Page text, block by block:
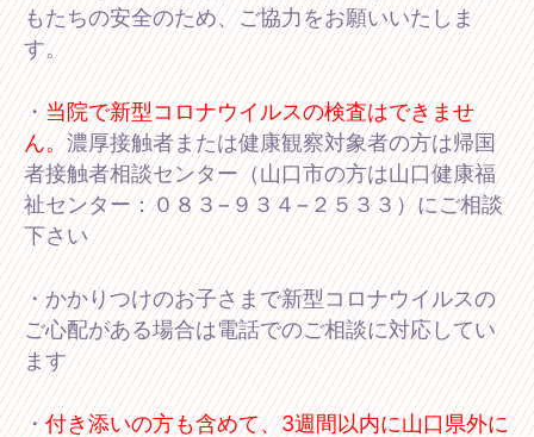
もたちの安全のため、ご協力をお願いいたしま
す。
・当院で新型コロナウイルスの検査はできませ
ん。濃厚接触者または健康観察対象者の方は帰国
者接触者相談センター（山口市の方は山口健康福
祉センター：０８３−９３４−２５３３）にご相談
下さい
・かかりつけのお子さまで新型コロナウイルスの
ご心配がある場合は電話でのご相談に対応してい
ます
・付き添いの方も含めて、3週間以内に山口県外に